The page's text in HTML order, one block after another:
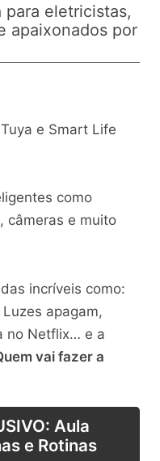
eletricistas,
apaixonados por
e Smart Life
como
câmeras e muito
incríveis como:
Luzes apagam,
no Netflix… e a
vai fazer a
Aula
e Rotinas